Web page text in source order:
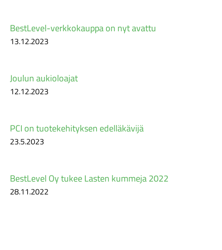
BestLevel-verkkokauppa on nyt avattu
13.12.2023
Joulun aukioloajat
12.12.2023
PCI on tuotekehityksen edelläkävijä
23.5.2023
BestLevel Oy tukee Lasten kummeja 2022
28.11.2022